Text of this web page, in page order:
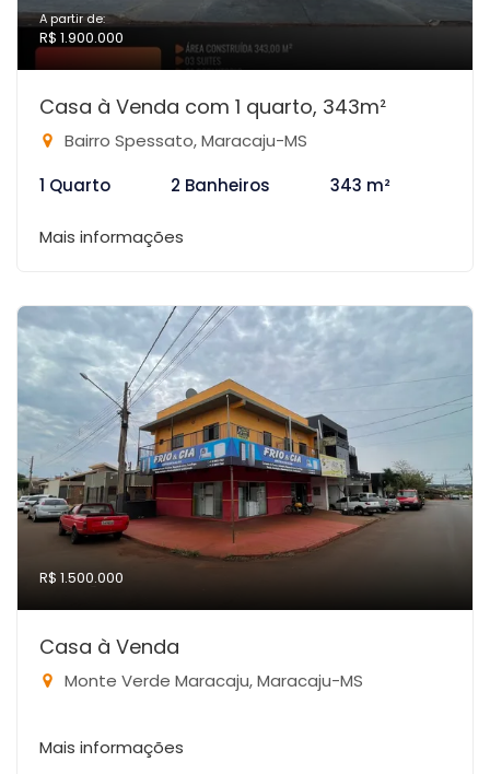
A partir de:
R$ 1.900.000
Casa à Venda com 1 quarto, 343m²
Bairro Spessato, Maracaju-MS
1 Quarto
2 Banheiros 343 m²
Mais informações
R$ 1.500.000
Casa à Venda
Monte Verde Maracaju, Maracaju-MS
Mais informações